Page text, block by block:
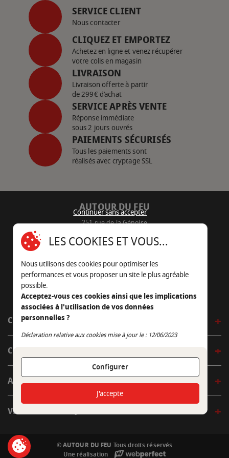
SERVICE CLIENT
Nous contacter
CLIQUEZ ET EMPORTEZ
Achetez en ligne et venez récupérer
votre colis en magasin
LIVRAISON
Livraison offerte à partir
de 299€ d’achat
SERVICE APRÈS VENTE
Réponse immédiate
sous 2 jours ouvrés
PAIEMENTS SÉCURISÉS
Tous les paiements sont
réalisés avec cryptage SSL
AUTOUR DU FEU
251 rue de la Génoise
05 45 22 98 09
Nous envoyer un e-mail
CÔTÉ OUTDOOR
CÔTÉ INDOOR
AUTOUR DE LA TABLE
VENIR EN BOUTIQUE
© AUTOUR DU FEU Tous droits réservés
Une réalisation
Continuer sans accepter
LES COOKIES ET VOUS...
Nous utilisons des cookies pour optimiser les
performances et vous proposer un site le plus agréable
possible.
Acceptez-vous ces cookies ainsi que les implications
associées à l'utilisation de vos données
personnelles ?
Déclaration relative aux cookies mise à jour le : 12/06/2023
Configurer
Continuer sans accepter
J'accepte